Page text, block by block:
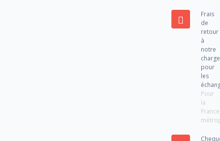
Frais
de
retour
à
notre
charge
pour
les
Pour
la
France